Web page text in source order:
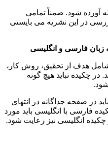
آورده شود. ضمناً تمامی
در این نشریه می بایستی
۱۵۰ تا ۳۰۰ کلمه و شامل هدف از تحقیق، روش کار،
در چکیده نباید هیچ گونه
در صفحه جداگانه در انتهای
فارسی با انگلیسی باید مورد
انگلیسی نیز رعایت شود.